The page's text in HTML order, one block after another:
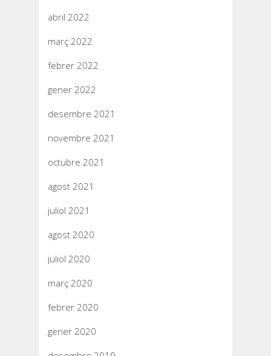
abril 2022
març 2022
febrer 2022
gener 2022
desembre 2021
novembre 2021
octubre 2021
agost 2021
juliol 2021
agost 2020
juliol 2020
març 2020
febrer 2020
gener 2020